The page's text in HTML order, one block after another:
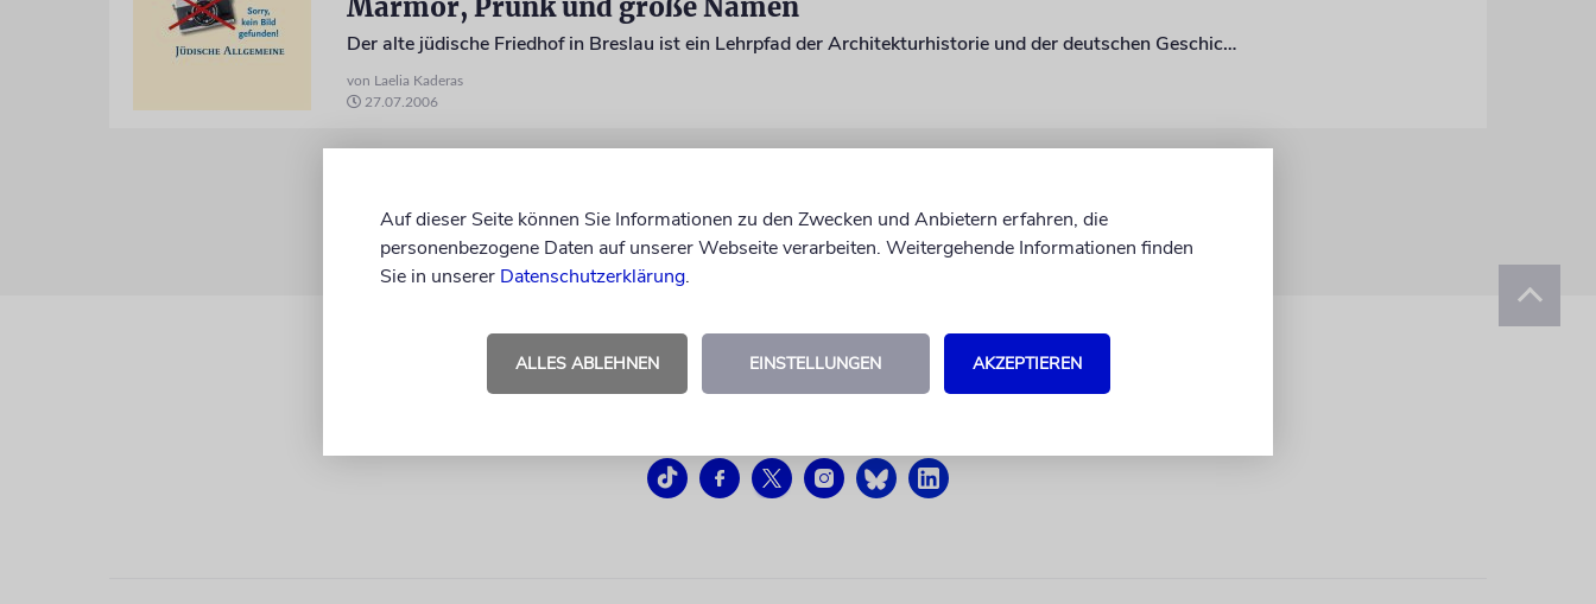
Marmor, Prunk und große Namen
Der alte jüdische Friedhof in Breslau ist ein Lehrpfad der Architekturhistorie und der deutschen Geschichte
von Laelia Kaderas
27.07.2006
Auf dieser Seite können Sie Informationen zu den Zwecken und Anbietern erfahren, die
personenbezogene Daten auf unserer Webseite verarbeiten. Weitergehende Informationen finden
Sie in unserer Datenschutzerklärung.
ALLES ABLEHNEN EINSTELLUNGEN AKZEPTIEREN